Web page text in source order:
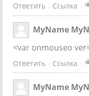
Ответить Ссылка
MyName
<var onmouseo
Ответить Ссылка
MyName